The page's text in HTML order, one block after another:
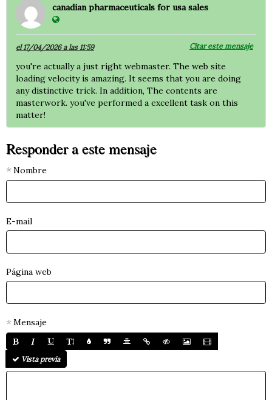
canadian pharmaceuticals for usa sales
el 17/04/2026 a las 11:59 Citar este mensaje
you're actually a just right webmaster. The web site
loading velocity is amazing. It seems that you are doing
any distinctive trick. In addition, The contents are
masterwork. you've performed a excellent task on this
matter!
Responder a este mensaje
Nombre
E-mail
Página web
Mensaje
Vista previa